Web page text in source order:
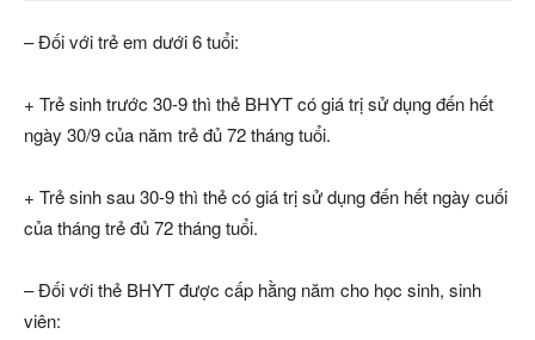
– Đối với trẻ em dưới 6 tuổi:
+ Trẻ sinh trước 30-9 thì thẻ BHYT có giá trị sử dụng đến hết
ngày 30/9 của năm trẻ đủ 72 tháng tuổi.
+ Trẻ sinh sau 30-9 thì thẻ có giá trị sử dụng đến hết ngày cuối
của tháng trẻ đủ 72 tháng tuổi.
– Đối với thẻ BHYT được cấp hằng năm cho học sinh, sinh
viên: